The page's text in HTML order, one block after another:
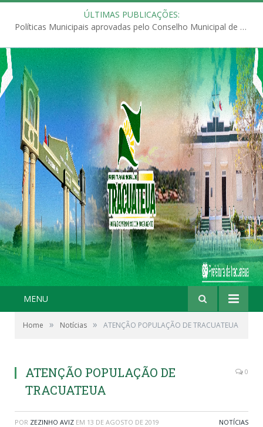
ÚLTIMAS PUBLICAÇÕES:
Políticas Municipais aprovadas pelo Conselho Municipal de Educação (CME)
MENU
Home » Notícias » ATENÇÃO POPULAÇÃO DE TRACUATEUA
ATENÇÃO POPULAÇÃO DE
TRACUATEUA
0
POR ZEZINHO AVIZ EM 13 DE AGOSTO DE 2019 NOTÍCIAS